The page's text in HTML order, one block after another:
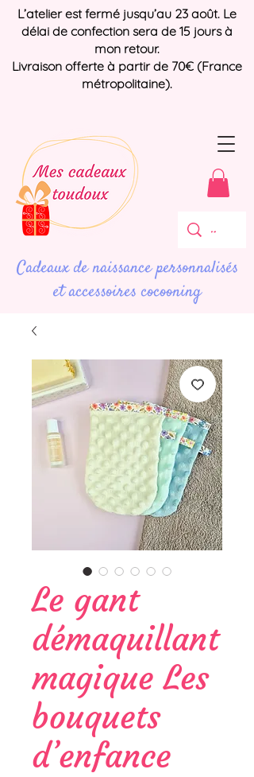
Cadeaux de naissance personnalisés
et accessoires cocooning
L’atelier est fermé jusqu’au 23 août. Le
délai de confection sera de 15 jours à
mon retour.
Livraison offerte à partir de 70€ (France
métropolitaine).
Le gant
démaquillant
magique Les
bouquets
d’enfance